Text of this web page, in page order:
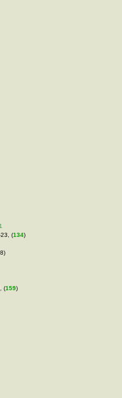
(134)
(159)